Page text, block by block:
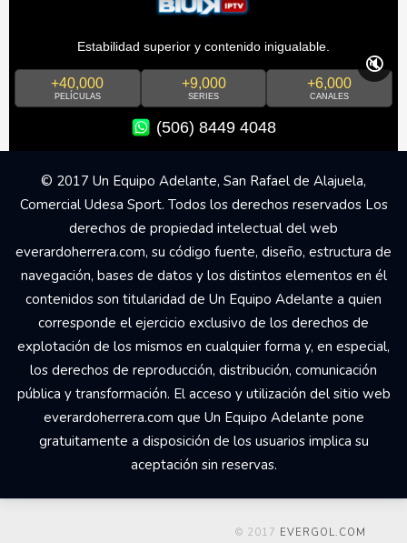
Estabilidad superior y contenido inigualable.
+40,000
PELÍCULAS
+9,000
SERIES
+6,000
CANALES
(506) 8449 4048
🔇
© 2017 Un Equipo Adelante, San Rafael de Alajuela,
Comercial Udesa Sport. Todos los derechos reservados Los
derechos de propiedad intelectual del web
everardoherrera.com, su código fuente, diseño, estructura de
navegación, bases de datos y los distintos elementos en él
contenidos son titularidad de Un Equipo Adelante a quien
corresponde el ejercicio exclusivo de los derechos de
explotación de los mismos en cualquier forma y, en especial,
los derechos de reproducción, distribución, comunicación
pública y transformación. El acceso y utilización del sitio web
everardoherrera.com que Un Equipo Adelante pone
gratuitamente a disposición de los usuarios implica su
aceptación sin reservas.
© 2017 EVERGOL.COM